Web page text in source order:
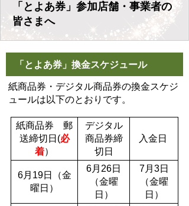
「とよあ券」参加店舗・事業者の
皆さまへ
「とよあ券」換金スケジュール
紙商品券・デジタル商品券の換金スケジ
ュールは以下のとおりです。
紙商品券 郵
送締切日(必
着）
デジタル
商品券締
切日
入金日
6月19日（金
曜日）
6月26日
（金曜
日）
7月3日
（金曜
日）